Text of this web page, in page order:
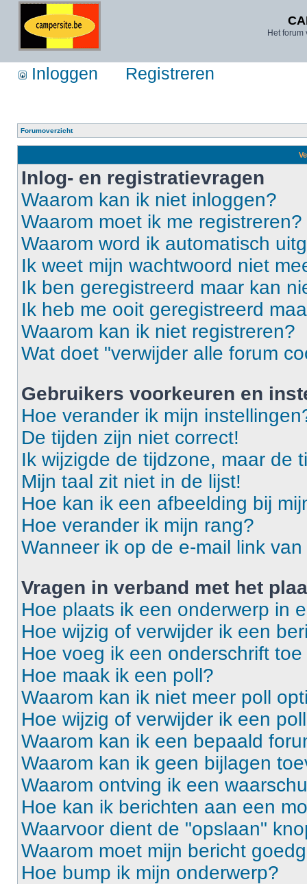
Het
Inloggen Registreren
Forumoverzicht
Inlog- en registratievragen
Waarom kan ik niet inloggen?
Waarom moet ik me registreren?
Waarom word ik automatisch
Ik weet mijn wachtwoord niet
Ik ben geregistreerd maar kan
Ik heb me ooit geregistreerd
Waarom kan ik niet registreren?
Wat doet "verwijder alle forum
Gebruikers voorkeuren en
Hoe verander ik mijn
De tijden zijn niet correct!
Ik wijzigde de tijdzone, maar de
Mijn taal zit niet in de lijst!
Hoe kan ik een afbeelding bij
Hoe verander ik mijn rang?
Wanneer ik op de e-mail link
Vragen in verband met het
Hoe plaats ik een onderwerp in
Hoe wijzig of verwijder ik een
Hoe voeg ik een onderschrift
Hoe maak ik een poll?
Waarom kan ik niet meer poll
Hoe wijzig of verwijder ik een
Waarom kan ik een bepaald
Waarom kan ik geen bijlagen
Waarom ontving ik een
Hoe kan ik berichten aan een
Waarvoor dient de "opslaan"
Waarom moet mijn bericht
Hoe bump ik mijn onderwerp?